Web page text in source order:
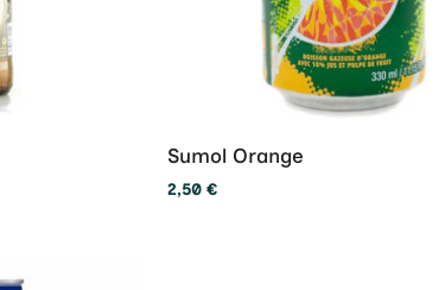
Sumol Orange
2,50 €